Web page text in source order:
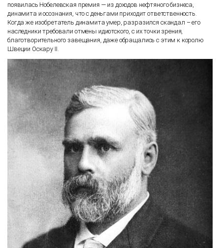
появилась Нобелевская премия — из доходов нефтяного бизнеса,
динамита и осознания, что с деньгами приходит ответственность.
Когда же изобретатель динамита умер, разразился скандал – его
наследники требовали отмены идиотского, с их точки зрения,
благотворительного завещания, даже обращались с этим к королю
Швеции Оскару II.